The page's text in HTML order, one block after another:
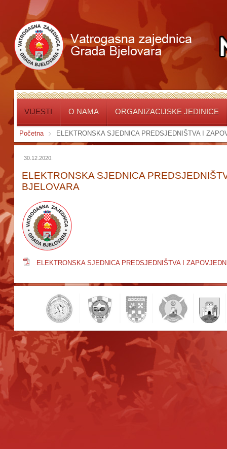
VIJESTI O NAMA ORGANIZACIJSKE JEDINICE
Početna ELEKTRONSKA SJEDNICA PREDSJEDNIŠTVA I
30.12.2020.
ELEKTRONSKA SJEDNICA
BJELOVARA
ELEKTRONSKA SJEDNICA PREDSJEDNIŠTVA I